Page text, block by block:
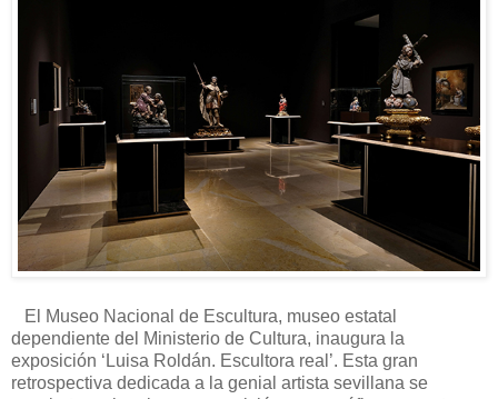
El Museo Nacional de Escultura, museo estatal
dependiente del Ministerio de Cultura, inaugura la
exposición ‘Luisa Roldán. Escultora real’. Esta gran
retrospectiva dedicada a la genial artista sevillana se